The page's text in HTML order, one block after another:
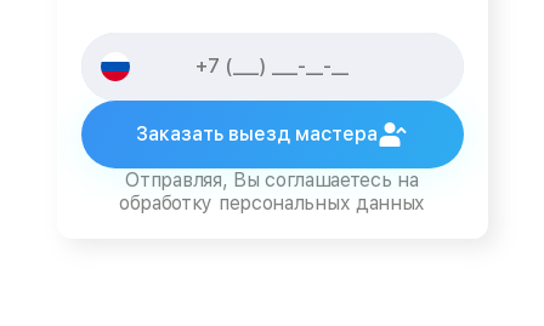
Заказать выезд мастера
Отправляя, Вы соглашаетесь на
обработку персональных данных